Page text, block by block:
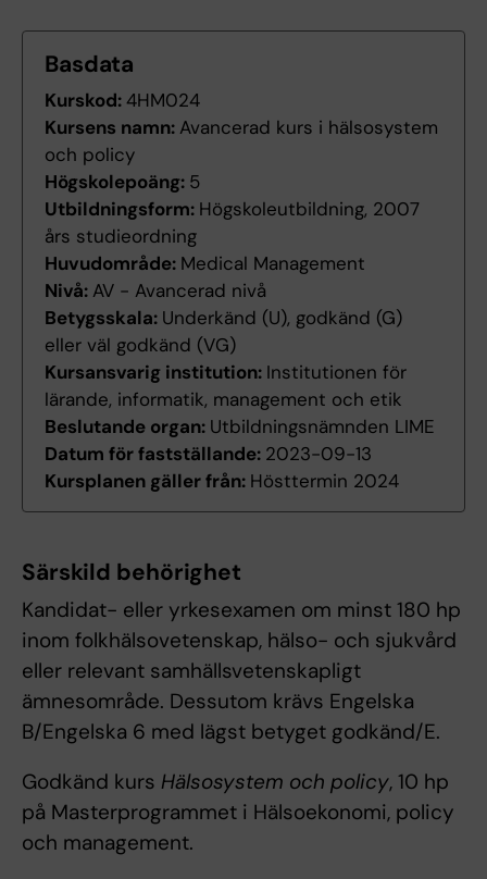
Basdata
Kurskod:4HM024
Kursens namn: Avancerad kurs i hälsosystem
och policy
Högskolepoäng: 5
Utbildningsform: Högskoleutbildning, 2007
års studieordning
Huvudområde: Medical Management
Nivå: AV - Avancerad nivå
Betygsskala: Underkänd (U), godkänd (G)
eller väl godkänd (VG)
Kursansvarig institution: Institutionen för
lärande, informatik, management och etik
Beslutande organ: Utbildningsnämnden LIME
Datum för fastställande: 2023-09-13
Kursplanen gäller från: Hösttermin 2024
Särskild behörighet
Kandidat- eller yrkesexamen om minst 180 hp
inom folkhälsovetenskap, hälso- och sjukvård
eller relevant samhällsvetenskapligt
ämnesområde. Dessutom krävs Engelska
B/Engelska 6 med lägst betyget godkänd/E.
Godkänd kurs Hälsosystem och policy, 10 hp
på Masterprogrammet i Hälsoekonomi, policy
och management.